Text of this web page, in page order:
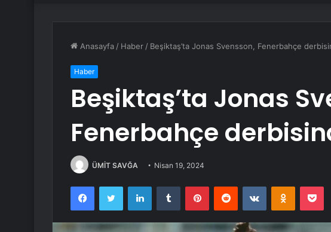
Anasayfa / Haber / Beşiktaş’ta Jonas Svensson, Fenerbahçe
Haber
Beşiktaş’ta Jonas
Fenerbahçe
ÜMİT SAVĞA Nisan 19, 2024
FacebookTwitter LinkedInTumblr PinterestReddit VKontakte